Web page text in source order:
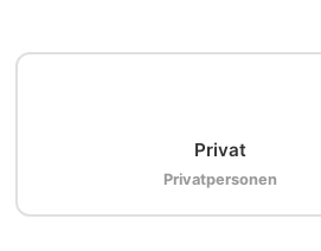
Privat
Privatpersonen